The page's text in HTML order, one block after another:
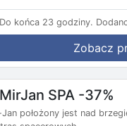
Do końca 23 godziny.
Zobacz
SPA -37%
położony jest nad